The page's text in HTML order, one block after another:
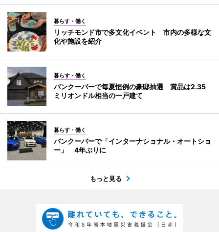
暮らす・働く
リッチモンド市で多文化イベント 市内の多様な文
化や施設を紹介
暮らす・働く
バンクーバーで毎夏恒例の豪邸抽選 賞品は2.35
ミリオンドル相当の一戸建て
暮らす・働く
バンクーバーで「インターナショナル・オートショ
ー」 4年ぶりに
もっと見る